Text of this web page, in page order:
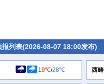
报列表(2026-08-07 18:00发布)
19℃/28℃ 西畴